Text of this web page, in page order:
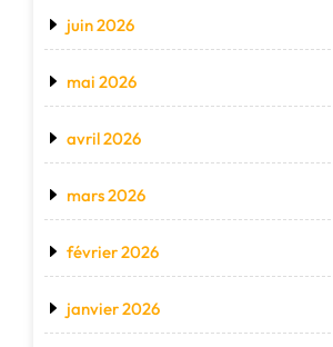
juin 2026
mai 2026
avril 2026
mars 2026
février 2026
janvier 2026